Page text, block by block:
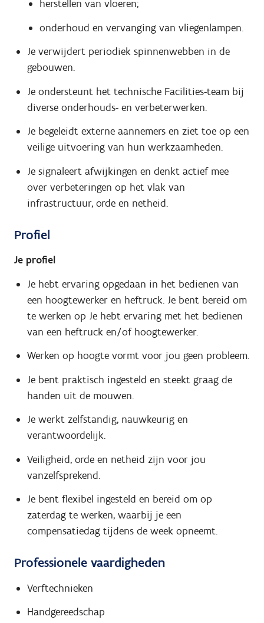
herstellen van vloeren;
onderhoud en vervanging van vliegenlampen.
Je verwijdert periodiek spinnenwebben in de
gebouwen.
Je ondersteunt het technische Facilities-team bij
diverse onderhouds- en verbeterwerken.
Je begeleidt externe aannemers en ziet toe op een
veilige uitvoering van hun werkzaamheden.
Je signaleert afwijkingen en denkt actief mee
over verbeteringen op het vlak van
infrastructuur, orde en netheid.
Profiel
Je profiel
Je hebt ervaring opgedaan in het bedienen van
een hoogtewerker en heftruck. Je bent bereid om
te werken op Je hebt ervaring met het bedienen
van een heftruck en/of hoogtewerker.
Werken op hoogte vormt voor jou geen probleem.
Je bent praktisch ingesteld en steekt graag de
handen uit de mouwen.
Je werkt zelfstandig, nauwkeurig en
verantwoordelijk.
Veiligheid, orde en netheid zijn voor jou
vanzelfsprekend.
Je bent flexibel ingesteld en bereid om op
zaterdag te werken, waarbij je een
compensatiedag tijdens de week opneemt.
Professionele vaardigheden
Verftechnieken
Handgereedschap